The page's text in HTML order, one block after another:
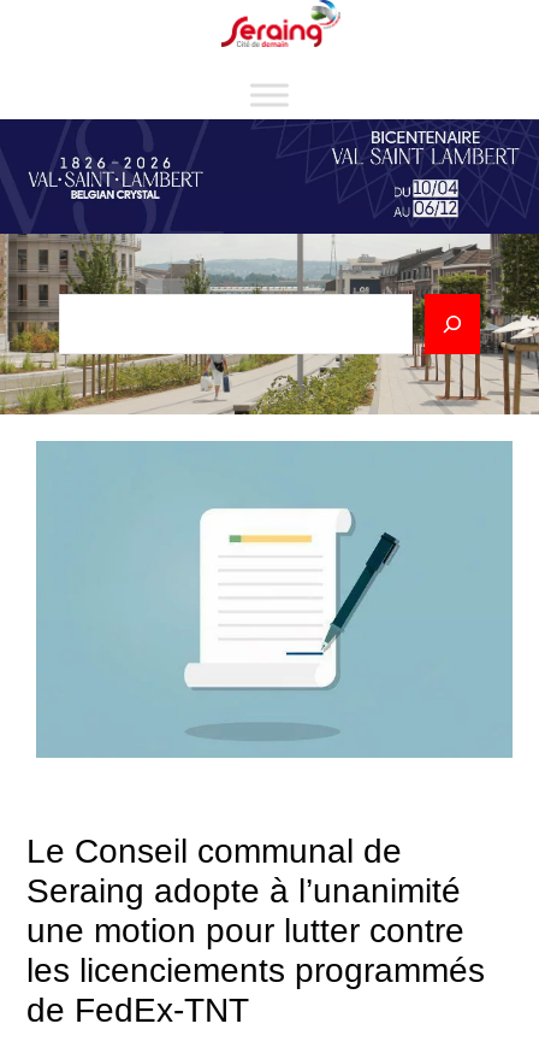
Rechercher
Le Conseil communal de
Seraing adopte à l’unanimité
une motion pour lutter contre
les licenciements programmés
de FedEx-TNT
Cookies management panel